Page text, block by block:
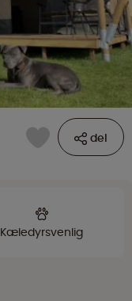
del
Kæledyrsvenlig